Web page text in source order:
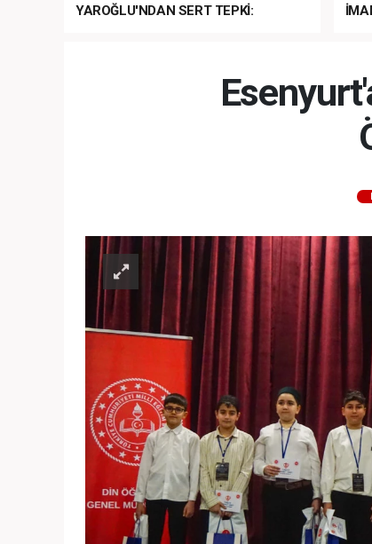
YAROĞLU'NDAN SERT TEPKİ: